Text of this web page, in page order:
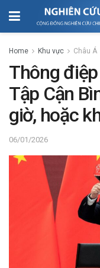
Home Khu vực Châu Á
Thông
Tập Cận
giờ, hoặc
06/01/2026